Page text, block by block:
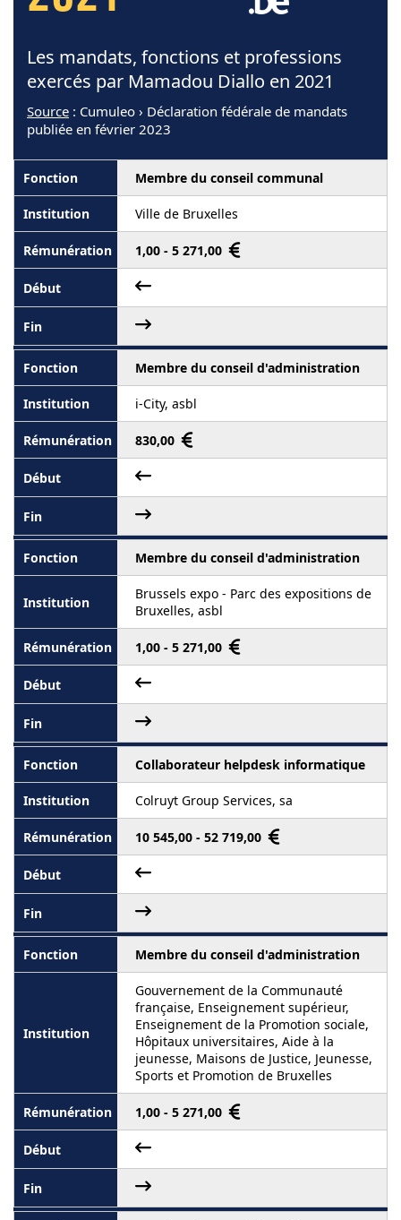
Les mandats, fonctions et professions
exercés par Mamadou Diallo en 2021
Source : Cumuleo › Déclaration fédérale de mandats
publiée en février 2023
Membre du conseil communal
Ville de Bruxelles
1,00 - 5 271,00
Membre du conseil d'administration
i-City, asbl
830,00
Membre du conseil d'administration
Brussels expo - Parc des expositions de
Bruxelles, asbl
1,00 - 5 271,00
Collaborateur helpdesk informatique
Colruyt Group Services, sa
10 545,00 - 52 719,00
Membre du conseil d'administration
Gouvernement de la Communauté
française, Enseignement supérieur,
Enseignement de la Promotion sociale,
Hôpitaux universitaires, Aide à la
jeunesse, Maisons de Justice, Jeunesse,
Sports et Promotion de Bruxelles
1,00 - 5 271,00